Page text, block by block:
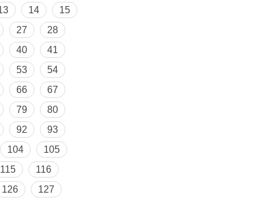
14
15
27
28
40
41
53
54
66
67
79
80
92
93
104
105
115
116
126
127